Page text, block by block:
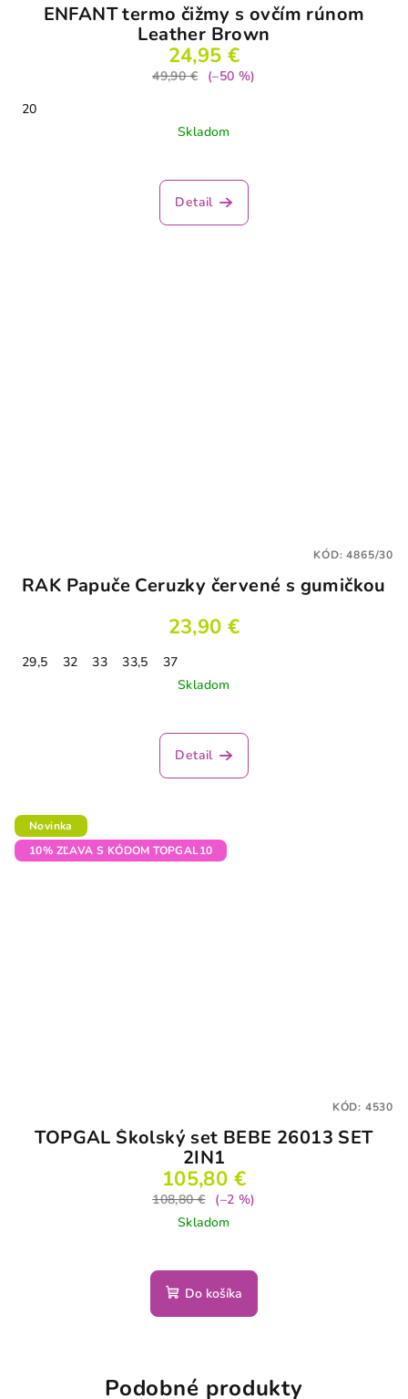
ENFANT termo čižmy s ovčím rúnom
Leather Brown
24,95 €
49,90 €
(–50 %)
20
Skladom
Detail
RAK Papuče Ceruzky červené s gumičkou
23,90 €
29,5 32 33 33,5
37
Skladom
Detail
KÓD:4865/30
Novinka
10% ZĽAVA S KÓDOM TOPGAL10
TOPGAL Školský set BEBE 26013 SET
2IN1
105,80 €
108,80 €
(–2 %)
Skladom
Do košíka
KÓD: 4530
Podobné produkty